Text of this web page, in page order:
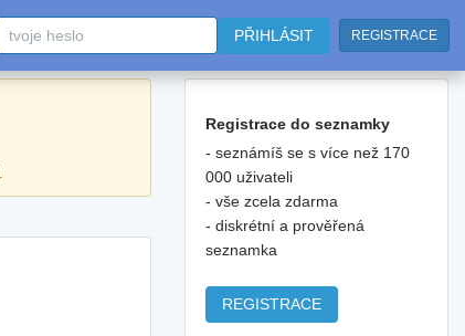
PŘIHLÁSIT REGISTRACE
Registrace do seznamky
- seznámíš se s více než 170
000 uživateli
- vše zcela zdarma
- diskrétní a prověřená
seznamka
REGISTRACE